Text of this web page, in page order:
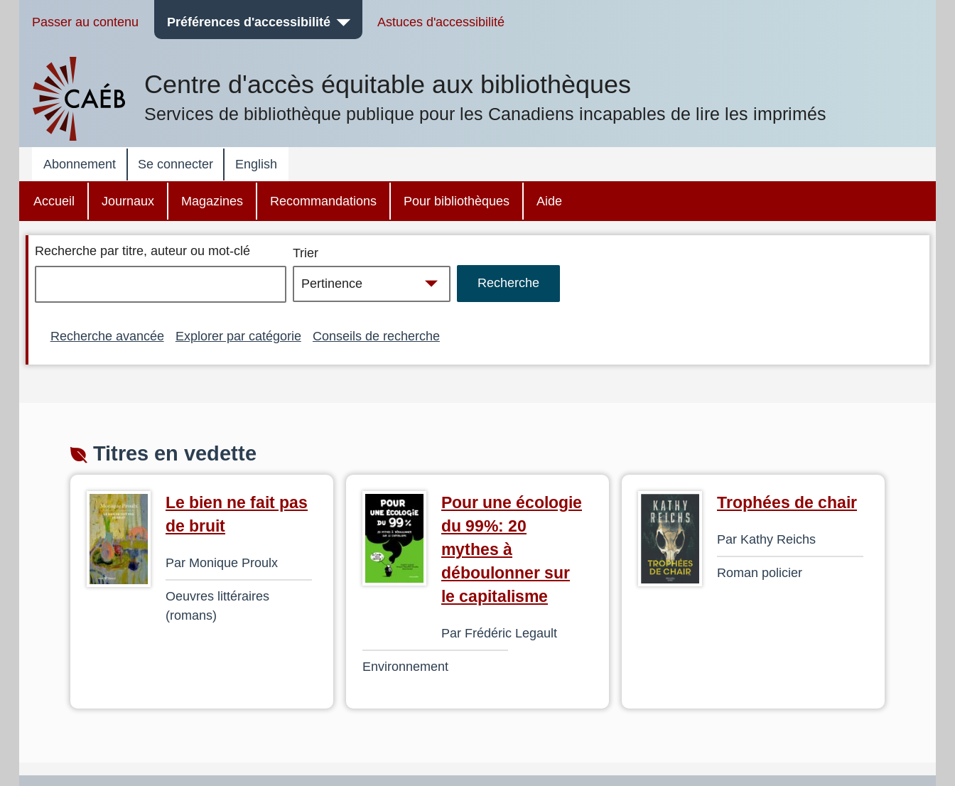
Passer au contenu Préférences d'accessibilité Astuces d'accessibilité
Centre d'accès équitable aux bibliothèques
Services de bibliothèque publique pour les Canadiens incapables de lire les imprimés
Abonnement Se connecter English
Accueil Journaux Magazines Recommandations Pour bibliothèques Aide
Recherche par titre, auteur ou mot-clé Trier
Recherche avancée Explorer par catégorie Conseils de recherche
Titres en vedette
Le bien ne fait pas
de bruit
Par Monique Proulx
Oeuvres littéraires
(romans)
Pour une écologie
du 99%: 20
mythes à
déboulonner sur
le capitalisme
Par Frédéric Legault
Environnement
Trophées de chair
Par Kathy Reichs
Roman policier